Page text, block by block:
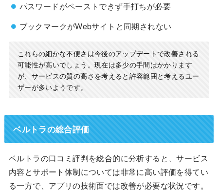
パスワードがペーストできず手打ちが必要
ブックマークがWebサイトと同期されない
これらの細かな不便さは今後のアップデートで改善される
可能性が高いでしょう。現在は多少の手間はかかります
が、サービスの質の高さを考えると許容範囲と考えるユー
ザーが多いようです。
ベルトラの総合評価
ベルトラの口コミ評判を総合的に分析すると、サービス
内容とサポート体制については非常に高い評価を得てい
る一方で、アプリの技術面では改善が必要な状況です。